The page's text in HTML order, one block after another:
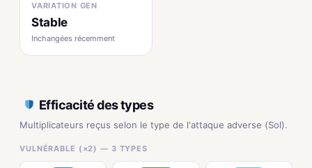
VARIATION GEN
Stable
Inchangées récemment
Efficacité des types
Multiplicateurs reçus selon le type de l'attaque adverse (Sol).
VULNÉRABLE (×2) — 3 TYPES